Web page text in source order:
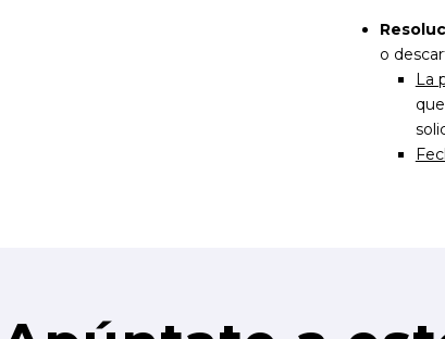
o
La